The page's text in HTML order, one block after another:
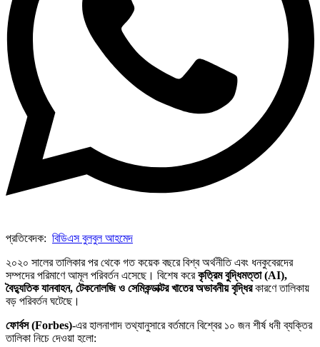
প্রতিবেদক: বিডিএস বুলবুল আহমেদ
২০২০ সালের তালিকার পর থেকে গত কয়েক বছরে বিশ্ব অর্থনীতি এবং ধনকুবেরদের
সম্পদের পরিমাণে আমূল পরিবর্তন এসেছে। বিশেষ করেকৃত্রিম বুদ্ধিমত্তা (AI),
বৈদ্যুতিক যানবাহন, টেকনোলজি ও সেমিকন্ডাক্টর খাতের অভাবনীয় বৃদ্ধিরকারণে তালিকায়
বড় পরিবর্তন ঘটেছে।
ফোর্বস (Forbes)-এর হালনাগাদ তথ্যানুসারে বর্তমানে বিশ্বের ১০ জন শীর্ষ ধনী ব্যক্তির
তালিকা নিচে দেওয়া হলো: